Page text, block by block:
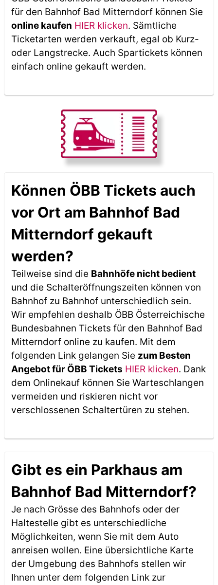
für den Bahnhof Bad Mitterndorf können Sie
online kaufen HIER klicken. Sämtliche
Ticketarten werden verkauft, egal ob Kurz-
oder Langstrecke. Auch Spartickets können
einfach online gekauft werden.
Können ÖBB Tickets auch
vor Ort am Bahnhof Bad
Mitterndorf gekauft
werden?
Teilweise sind die Bahnhöfe nicht bedient
und die Schalteröffnungszeiten können von
Bahnhof zu Bahnhof unterschiedlich sein.
Wir empfehlen deshalb ÖBB Österreichische
Bundesbahnen Tickets für den Bahnhof Bad
Mitterndorf online zu kaufen. Mit dem
folgenden Link gelangen Sie zum Besten
Angebot für ÖBB Tickets HIER klicken. Dank
dem Onlinekauf können Sie Warteschlangen
vermeiden und riskieren nicht vor
verschlossenen Schaltertüren zu stehen.
Gibt es ein Parkhaus am
Bahnhof Bad Mitterndorf?
Je nach Grösse des Bahnhofs oder der
Haltestelle gibt es unterschiedliche
Möglichkeiten, wenn Sie mit dem Auto
anreisen wollen. Eine übersichtliche Karte
der Umgebung des Bahnhofs stellen wir
Ihnen unter dem folgenden Link zur